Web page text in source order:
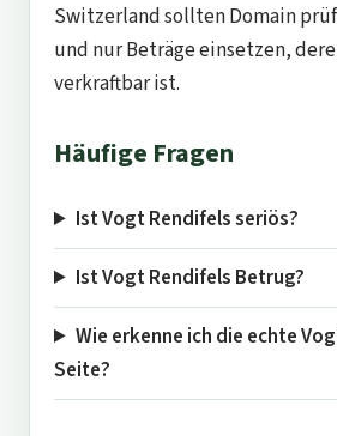
Switzerland sollten Domain
und nur Beträge einsetzen,
verkraftbar ist.
Häufige Fragen
Ist Vogt Rendifels seriös?
Ist Vogt Rendifels Betrug?
Wie erkenne ich die echte
Seite?